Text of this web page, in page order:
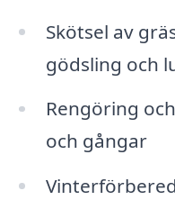
Skötsel av
gödsling och
Rengöring
och gångar